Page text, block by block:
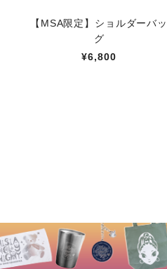
【MSA限定】ショルダーバッ
グ
¥6,800